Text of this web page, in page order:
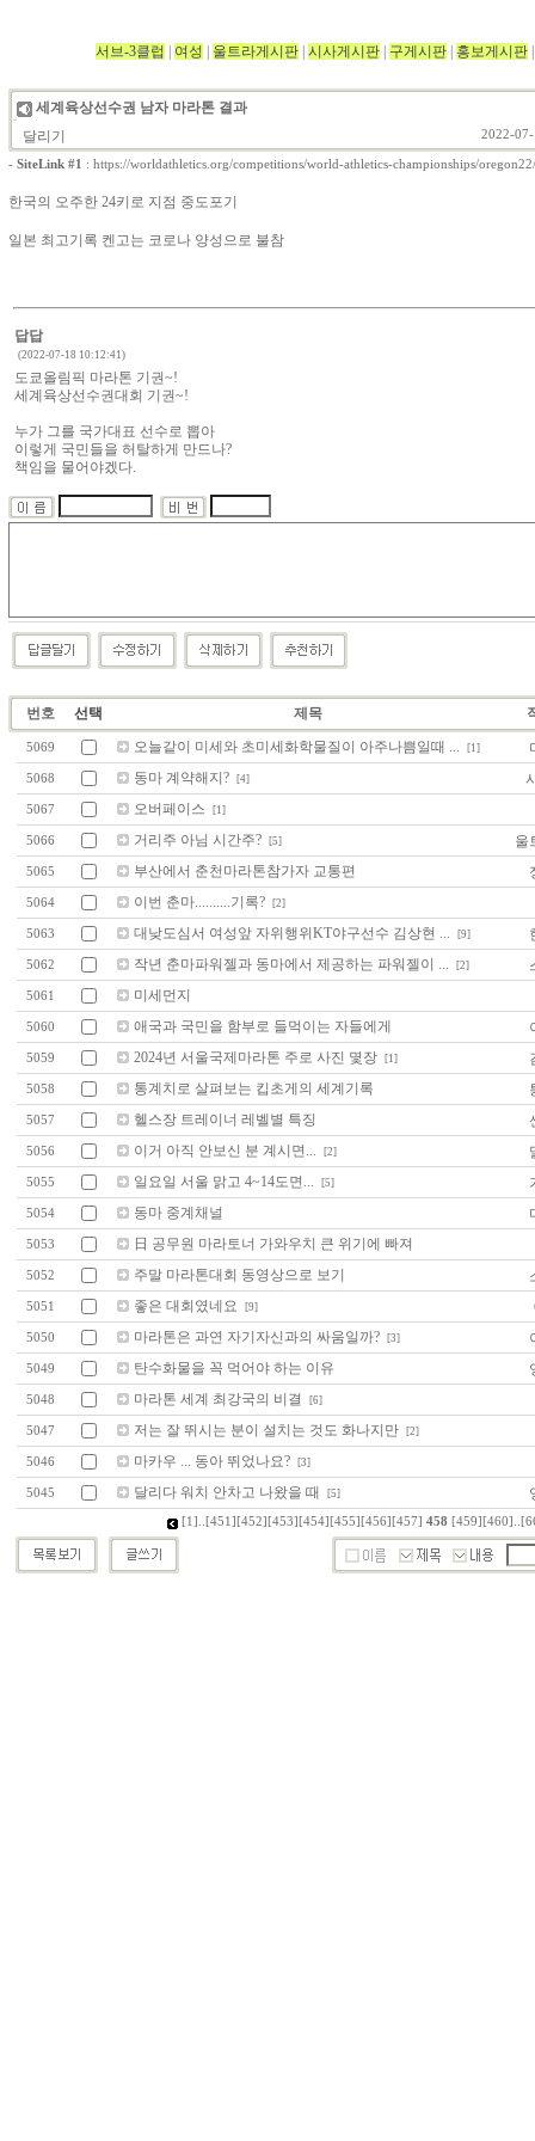
서브-3클럽 여성 울트라게시판| 시사게시판| 구게시판| 홍보게시판
세계육상선수권 남자 마라톤 결과
달리기
2022-
- SiteLink #1 : https://worldathletics.org/competitions/world-athletics-championships/
한국의 오주한 24키로 지점 중도포기
일본 최고기록 켄고는 코로나 양성으로 불참
답답
(2022-07-18 10:12:41)
도쿄올림픽 마라톤 기권~!
세계육상선수권대회 기권~!
누가 그를 국가대표 선수로 뽑아
이렇게 국민들을 허탈하게 만드나?
책임을 물어야겠다.
번호 선택 제목
5069 오늘같이 미세와 초미세화학물질이 아주나쁨일때 ... [1]
5068 동마 계약해지? [4]
5067 오버페이스 [1]
5066 거리주 아님 시간주? [5] 울
5065 부산에서 춘천마라톤참가자 교통편
5064 이번 춘마..........기록? [2]
5063 대낮도심서 여성앞 자위행위KT야구선수 김상현 ... [9]
5062 작년 춘마파워젤과 동마에서 제공하는 파워젤이 ... [2]
5061 미세먼지
5060 애국과 국민을 함부로 들먹이는 자들에게
5059 2024년 서울국제마라톤 주로 사진 몇장 [1]
5058 통계치로 살펴보는 킵초게의 세계기록
5057 헬스장 트레이너 레벨별 특징
5056 이거 아직 안보신 분 계시면... [2]
5055 일요일 서울 맑고 4~14도면... [5]
5054 동마 중계채널
5053 日 공무원 마라토너 가와우치 큰 위기에 빠져
5052 주말 마라톤대회 동영상으로 보기
5051 좋은 대회였네요 [9]
5050 마라톤은 과연 자기자신과의 싸움일까? [3]
5049 탄수화물을 꼭 먹어야 하는 이유
5048 마라톤 세계 최강국의 비결 [6]
5047 저는 잘 뛰시는 분이 설치는 것도 화나지만 [2]
5046 마카우 ... 동아 뛰었나요? [3]
5045 달리다 워치 안차고 나왔을 때 [5]
[1] [451] [452] [453] [454] [455] [456] [457] 458 [459] [460]